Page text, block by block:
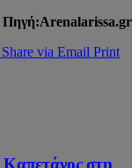
Πηγή:Arenalarissa.gr
Share via Email Print